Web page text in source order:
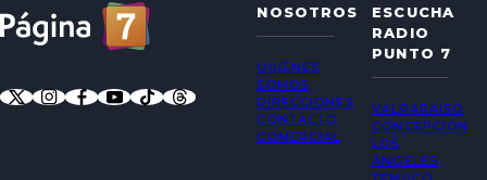
NOSOTROS
QUIÉNES
SOMOS
DIRECCIONES
CONTACTO
COMERCIAL
ESCUCHA
RADIO
PUNTO 7
VALPARAÍSO
CONCEPCIÓN
LOS
ÁNGELES